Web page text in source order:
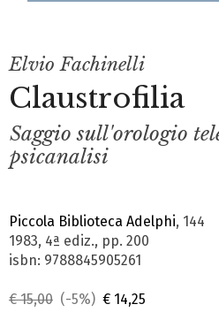
Elvio Fachinelli
Claustrofilia
Saggio sull'orologio
psicanalisi
Piccola Biblioteca Adelphi, 144
1983, 4ª ediz., pp. 200
isbn: 9788845905261
€ 15,00 (-5%) € 14,25